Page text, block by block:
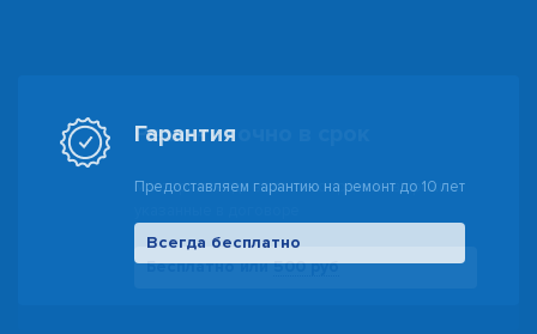
500 руб
Гарантия
Предоставляем гарантию на ремонт до 10 лет
Всегда бесплатно